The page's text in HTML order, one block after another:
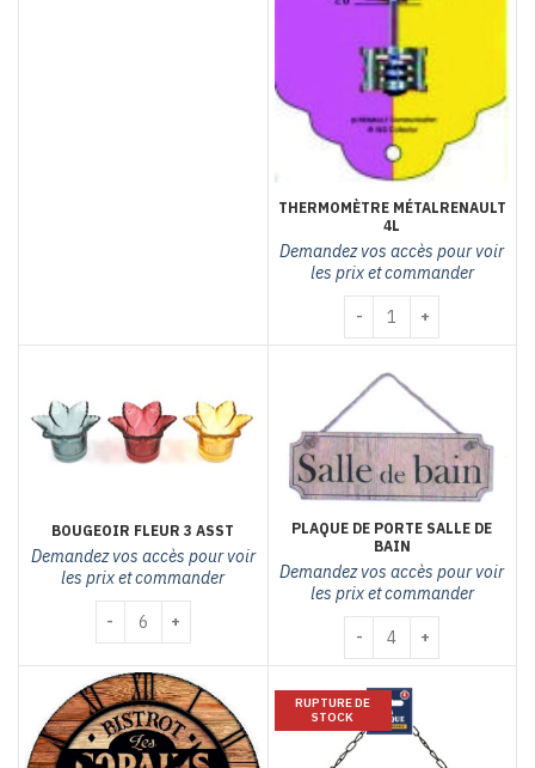
THERMOMÈTRE MÉTALRENAULT
4L
Demandez vos accès pour voir
les prix et commander
quantité de
BOUGEOIR FLEUR 3 ASST
Demandez vos accès pour voir
les prix et commander
quantité de Bougeoir fleur 3 asst
PLAQUE DE PORTE SALLE DE
BAIN
Demandez vos accès pour voir
les prix et commander
quantité de PLAQUE DE
RUPTURE DE
STOCK